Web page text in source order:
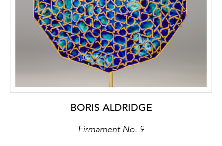
BORIS ALDRIDGE
Firmament No. 9